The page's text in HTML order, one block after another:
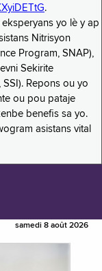
.
yo lè y ap
Nitrisyon
Program, SNAP),
Sekirite
Repons ou yo
ou pou pataje
benefis sa yo.
asistans vital
samedi 8 août 2026